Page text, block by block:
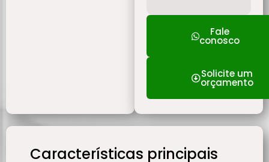
Fale
conosco
Solicite um
orçamento
Características principais